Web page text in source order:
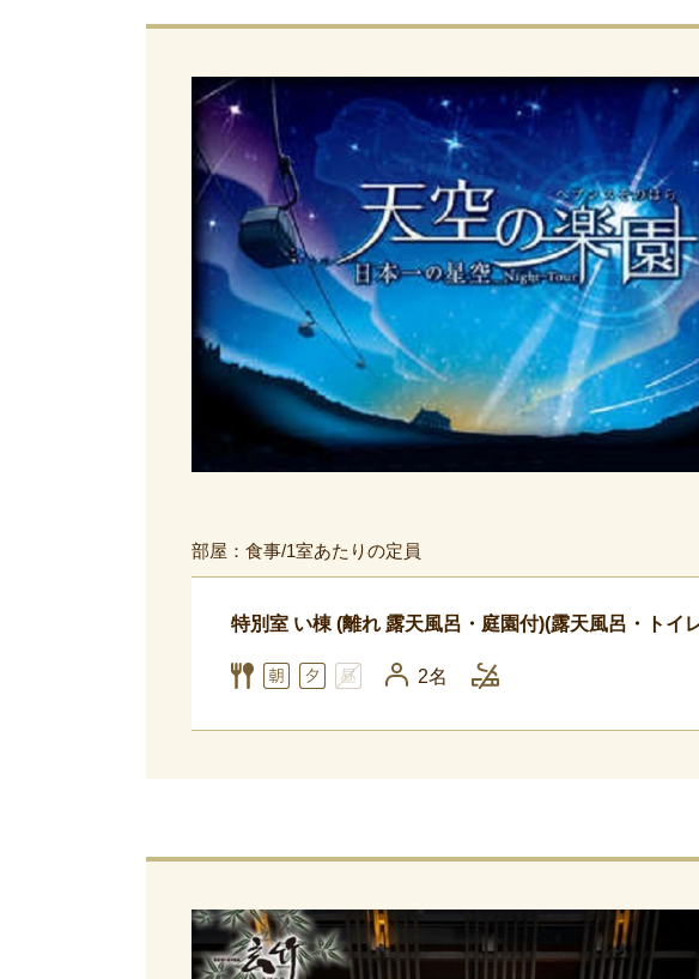
部屋：食事/1室あたりの定員
特別室 い棟 (離れ 露天風呂・庭園付)(露天風呂・トイ
2名